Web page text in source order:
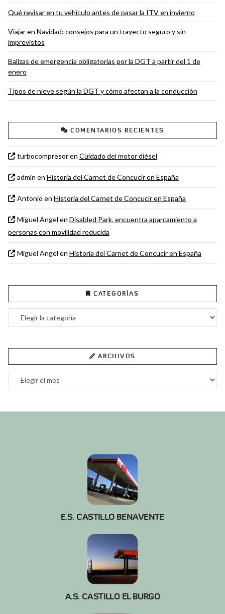
Qué revisar en tu vehículo antes de pasar la ITV en invierno
Viajar en Navidad: consejos para un trayecto seguro y sin
imprevistos
Balizas de emergencia obligatorias por la DGT a partir del 1 de
enero
Tipos de nieve según la DGT y cómo afectan a la conducción
COMENTARIOS RECIENTES
turbocompresoren Cuidado del motor diésel
admin en Historia del Carnet de Concucir en España
Antonio en Historia del Carnet de Concucir en España
Miguel Angel en Disabled Park, encuentra aparcamiento a
personas con movilidad reducida
Miguel Angel en Historia del Carnet de Concucir en España
CATEGORÍAS
Categorías
ARCHIVOS
Archivos
E.S. CASTILLO BENAVENTE
A.S. CASTILLO EL BURGO